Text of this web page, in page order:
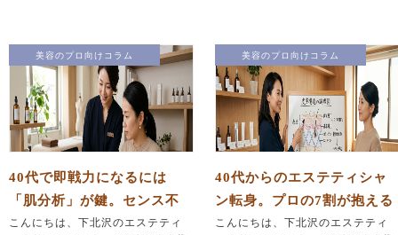
美容のプロ向けコラム
40代で即戦力になるには
「肌分析」が鍵。センス不
要でプロの回答を導き出す
こんにちは、下北沢のエステティ
美容のプロ向けコラム
40代からのエステティシャ
ン転身。プロの7割が抱える
「自信のなさ」を突破する
こんにちは、下北沢のエステティ